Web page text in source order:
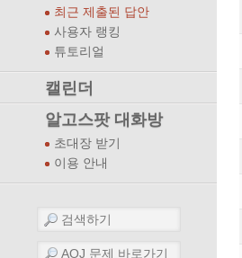
최근 제출된 답안
사용자 랭킹
튜토리얼
캘린더
알고스팟 대화방
초대장 받기
이용 안내